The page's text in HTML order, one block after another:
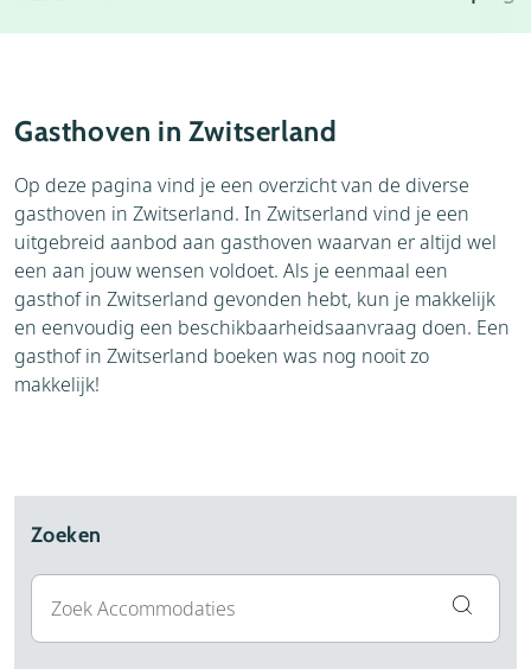
Weblog
Bezienswaardigheden
Gasthoven in Zwitserland
Op deze pagina vind je een overzicht van de diverse
gasthoven in Zwitserland. In Zwitserland vind je een
uitgebreid aanbod aan gasthoven waarvan er altijd wel
een aan jouw wensen voldoet. Als je eenmaal een
gasthof in Zwitserland gevonden hebt, kun je makkelijk
en eenvoudig een beschikbaarheidsaanvraag doen. Een
gasthof in Zwitserland boeken was nog nooit zo
makkelijk!
Zoeken